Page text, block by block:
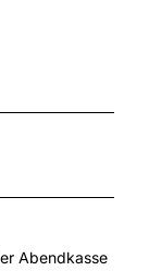
Abendkasse